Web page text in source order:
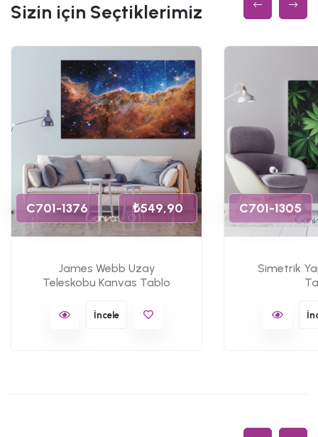
Sizin için Seçtiklerimiz
C701-1376 ₺549,90
James Webb Uzay
Teleskobu Kanvas Tablo
İncele
C701-1305
Simetrik